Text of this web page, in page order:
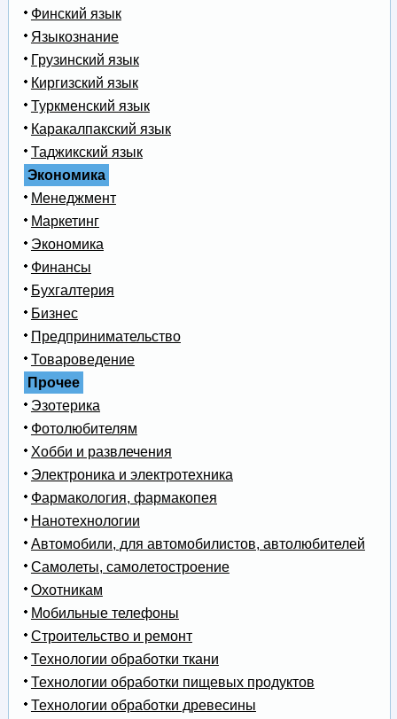
Финский язык
Языкознание
Грузинский язык
Киргизский язык
Туркменский язык
Каракалпакский язык
Таджикский язык
Экономика
Менеджмент
Маркетинг
Экономика
Финансы
Бухгалтерия
Бизнес
Предпринимательство
Товароведение
Прочее
Эзотерика
Фотолюбителям
Хобби и развлечения
Электроника и электротехника
Фармакология, фармакопея
Нанотехнологии
Автомобили, для автомобилистов, автолюбителей
Самолеты, самолетостроение
Охотникам
Мобильные телефоны
Строительство и ремонт
Технологии обработки ткани
Технологии обработки пищевых продуктов
Технологии обработки древесины